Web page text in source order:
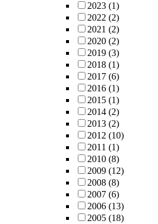
2023 (1)
2022 (2)
2021 (2)
2020 (2)
2019 (3)
2018 (1)
2017 (6)
2016 (1)
2015 (1)
2014 (2)
2013 (2)
2012 (10)
2011 (1)
2010 (8)
2009 (12)
2008 (8)
2007 (6)
2006 (13)
2005 (18)